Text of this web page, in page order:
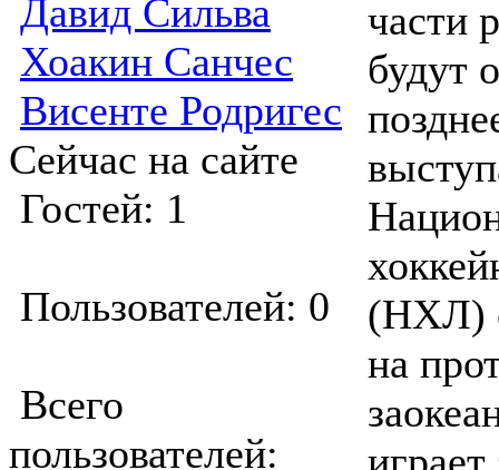
Давид Сильва
Хоакин Санчес
Висенте Родригес
Сейчас на сайте
Гостей: 1
Пользователей: 0
Всего
пользователей:
части
будут
(НХЛ)
на